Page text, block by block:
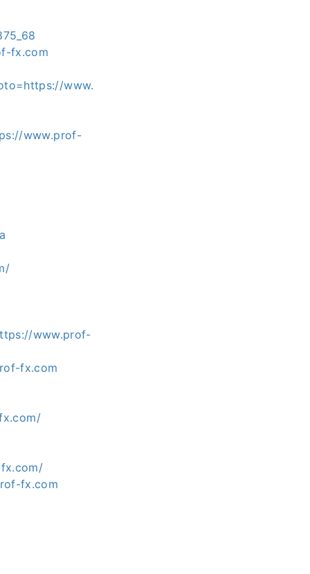
fx.com
www.
www.prof-
www.prof-
fx.com
fx.com